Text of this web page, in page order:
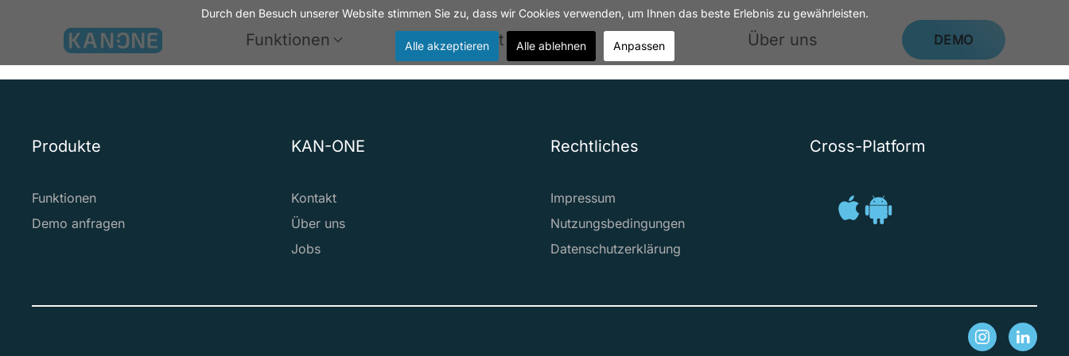
Zum Hauptinhalt springen Funktionen Kontakt Jobs Über uns DEMO
Produkte
Funktionen
Demo anfragen
KAN-ONE
Kontakt
Über uns
Jobs
Rechtliches
Impressum
Nutzungsbedingungen
Datenschutzerklärung
Cross-Platform
Durch den Besuch unserer Website stimmen Sie zu, dass wir Cookies verwenden, um Ihnen das beste Erlebnis zu gewährleisten.
Alle akzeptieren Alle ablehnen Anpassen